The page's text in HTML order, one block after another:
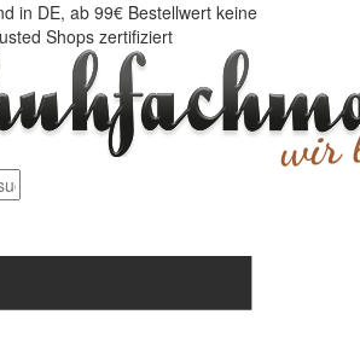
in DE, ab 99€ Bestellwert keine
Shops zertifiziert